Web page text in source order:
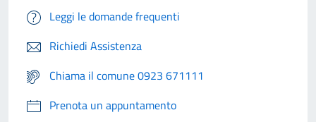
Leggi le domande frequenti
Richiedi Assistenza
Chiama il comune 0923 671111
Prenota un appuntamento